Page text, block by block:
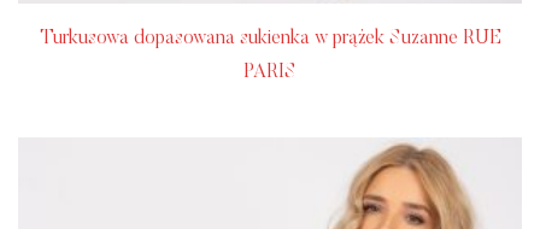
Turkusowa dopasowana sukienka w prążek Suzanne RUE
PARIS